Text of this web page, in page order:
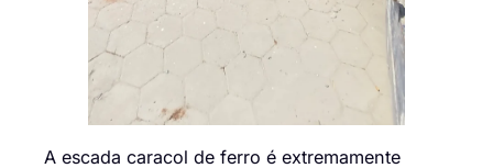
A escada caracol de ferro é extremamente